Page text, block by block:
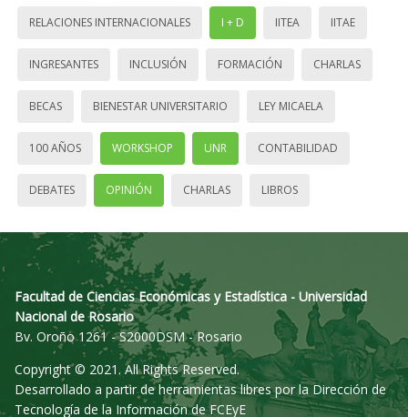
RELACIONES INTERNACIONALES I + D IITEA IITAE
INGRESANTES INCLUSIÓN FORMACIÓN CHARLAS
BECAS BIENESTAR UNIVERSITARIO LEY MICAELA
100 AÑOS WORKSHOP UNR CONTABILIDAD
DEBATES OPINIÓN CHARLAS LIBROS
Facultad de Ciencias Económicas y Estadística - Universidad
Nacional de Rosario
Bv. Oroño 1261 - S2000DSM - Rosario
Copyright © 2021. All Rights Reserved.
Desarrollado a partir de herramientas libres por la Dirección de
Tecnología de la Información de FCEyE